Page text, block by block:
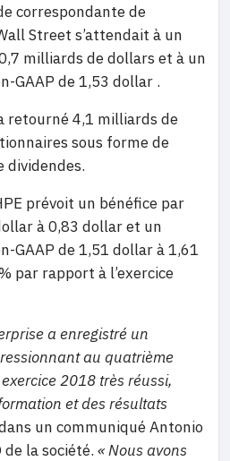
correspondante de
Street s’attendait à un
milliards de dollars et à un
GAAP de 1,53 dollar .
retourné 4,1 milliards de
sous forme de
dividendes.
prévoit un bénéfice par
à 0,83 dollar et un
GAAP de 1,51 dollar à 1,61
par rapport à l’exercice
a enregistré un
au quatrième
2018 très réussi,
et des résultats
un communiqué Antonio
la société. « Nous avons